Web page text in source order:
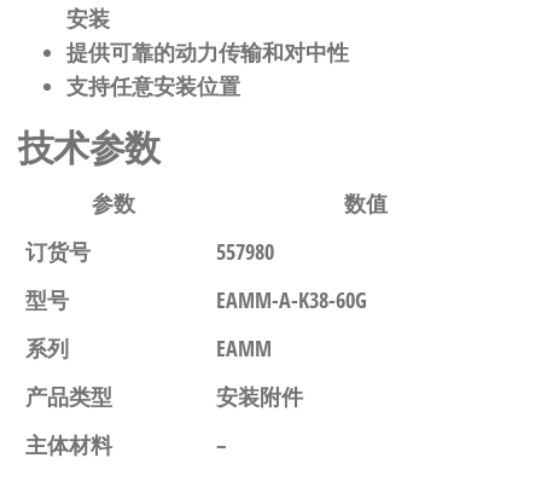
安装
提供可靠的动力传输和对中性
支持任意安装位置
技术参数
参数
数值
订货号
557980
型号
EAMM-A-K38-60G
系列
EAMM
产品类型
安装附件
主体材料
–